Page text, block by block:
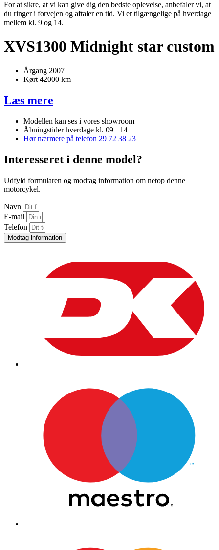
For at sikre, at vi kan give dig den bedste oplevelse, anbefaler vi, at
du ringer i forvejen og aftaler en tid. Vi er tilgængelige på hverdage
mellem kl. 9 og 14.
XVS1300 Midnight star custom
Årgang 2007
Kørt 42000 km
Læs mere
Modellen kan ses i vores showroom
Åbningstider hverdage kl. 09 - 14
Hør nærmere på telefon 29 72 38 23
Interesseret i denne model?
Udfyld formularen og modtag information om netop denne
motorcykel.
Navn
E-mail
Telefon
Modtag information